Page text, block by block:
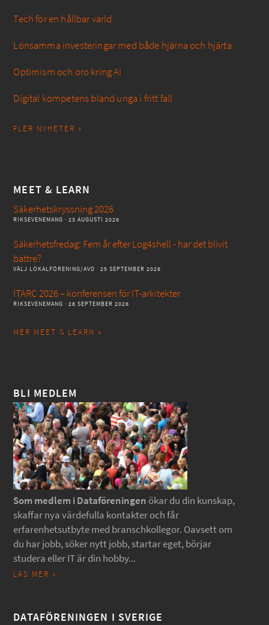
Tech för en hållbar värld
Lönsamma investeringar med både hjärna och hjärta
Optimism och oro kring AI
Digital kompetens bland unga i fritt fall
FLER NYHETER »
MEET & LEARN
Säkerhetskryssning 2026
RIKSEVENEMANG · 23 AUGUSTI 2026
Säkerhetsfredag: Fem år efter Log4shell - har det blivit
bättre?
VÄLJ LOKALFÖRENING/AVD · 25 SEPTEMBER 2026
ITARC 2026 – konferensen för IT-arkitekter
RIKSEVENEMANG · 28 SEPTEMBER 2026
MER MEET & LEARN »
BLI MEDLEM
Som medlem i Dataföreningen ökar du din kunskap,
skaffar nya värdefulla kontakter och får
erfarenhetsutbyte med branschkollegor. Oavsett om
du har jobb, söker nytt jobb, startar eget, börjar
studera eller IT är din hobby...
LÄS MER »
DATAFÖRENINGEN I SVERIGE